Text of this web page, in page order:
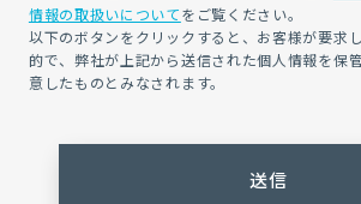
情報の取扱いについてをご覧ください。
以下のボタンをクリックすると、お客様が要求
的で、弊社が上記から送信された個人情報を保
意したものとみなされます。